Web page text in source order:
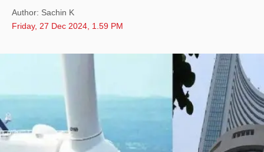
Author: Sachin K
Friday, 27 Dec 2024, 1.59 PM